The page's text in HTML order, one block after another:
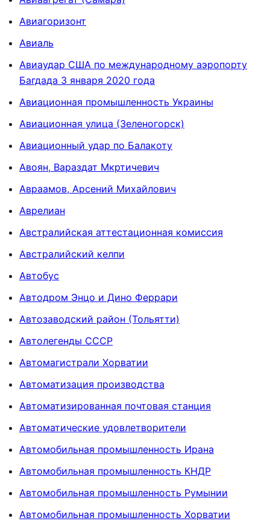
Авиагоризонт
Авиаль
Авиаудар США по международному аэропорту
Багдада 3 января 2020 года
Авиационная промышленность Украины
Авиационная улица (Зеленогорск)
Авиационный удар по Балакоту
Авоян, Вараздат Мкртичевич
Авраамов, Арсений Михайлович
Аврелиан
Австралийская аттестационная комиссия
Австралийский келпи
Автобус
Автодром Энцо и Дино Феррари
Автозаводский район (Тольятти)
Автолегенды СССР
Автомагистрали Хорватии
Автоматизация производства
Автоматизированная почтовая станция
Автоматические удовлетворители
Автомобильная промышленность Ирана
Автомобильная промышленность КНДР
Автомобильная промышленность Румынии
Автомобильная промышленность Хорватии